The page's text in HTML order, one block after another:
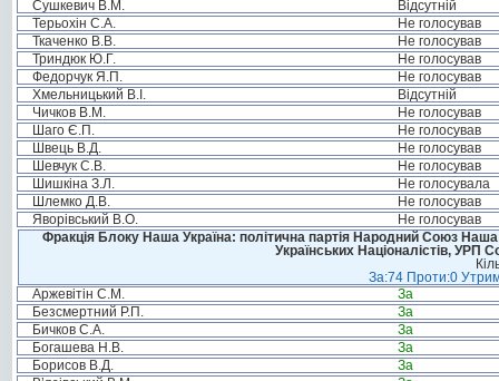
Сушкевич В.М.
Відсутній
Терьохін С.А.
Не голосував
Ткаченко В.В.
Не голосував
Триндюк Ю.Г.
Не голосував
Федорчук Я.П.
Не голосував
Хмельницький В.І.
Відсутній
Чичков В.М.
Не голосував
Шаго Є.П.
Не голосував
Швець В.Д.
Не голосував
Шевчук С.В.
Не голосував
Шишкіна З.Л.
Не голосувала
Шлемко Д.В.
Не голосував
Яворівський В.О.
Не голосував
Фракція Блоку Наша Україна: політична партія Народний Союз Наша
Українських Націоналістів, УРП
За:74 Проти:0
Аржевітін С.М.
За
Безсмертний Р.П.
За
Бичков С.А.
За
Богашева Н.В.
За
Борисов В.Д.
За